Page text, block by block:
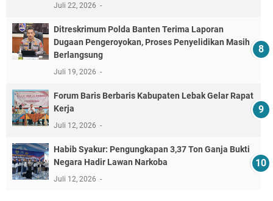
Juli 22, 2026
Ditreskrimum Polda Banten Terima Laporan
Dugaan Pengeroyokan, Proses Penyelidikan Masih
Berlangsung
Juli 19, 2026
Forum Baris Berbaris Kabupaten Lebak Gelar Rapat
Kerja
Juli 12, 2026
​Habib Syakur: Pengungkapan 3,37 Ton Ganja Bukti
Negara Hadir Lawan Narkoba
Juli 12, 2026